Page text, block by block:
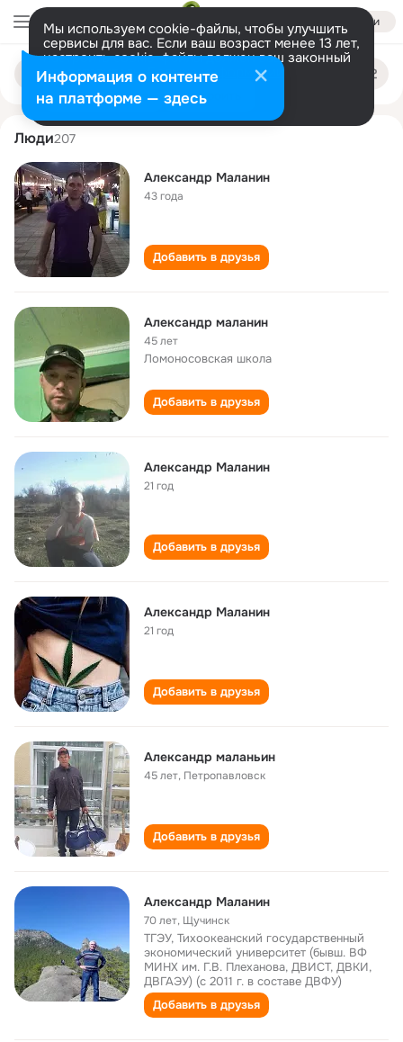
Войти
Мы используем cookie-файлы, чтобы улучшить
сервисы для вас. Если ваш возраст менее 13 лет,
настроить cookie-файлы должен ваш законный
представитель. Больше информации
Разрешить все Настроить
Поиск
людям
aleksandr malanin
Люди207
Александр Маланин
43 года
Добавить в друзья
Александр маланин
45 лет
Ломоносовская школа
Добавить в друзья
Александр Маланин
21 год
Добавить в друзья
Александр Маланин
21 год
Добавить в друзья
Александр маланьин
45 лет, Петропавловск
Добавить в друзья
Александр Маланин
70 лет, Щучинск
ТГЭУ, Тихоокеанский государственный
экономический университет (бывш. ВФ
МИНХ им. Г.В. Плеханова, ДВИСТ, ДВКИ,
ДВГАЭУ) (с 2011 г. в составе ДВФУ)
Добавить в друзья
Информация о контенте
на платформе — здесь